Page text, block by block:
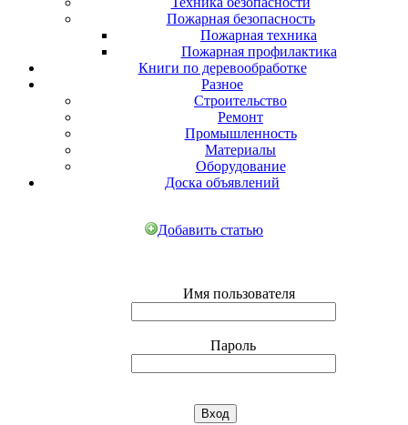
Пожарная безопасность
Пожарная техника
Пожарная профилактика
Книги по деревообработке
Разное
Строительство
Ремонт
Промышленность
Материалы
Оборудование
Доска объявлений
Добавить статью
Имя пользователя
Пароль